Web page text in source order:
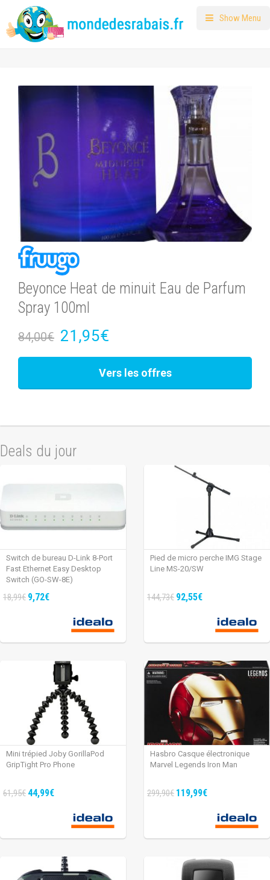
Show Menu
Beyonce Heat de minuit Eau de Parfum
Spray 100ml
84,00€ 21,95€
Vers les offres
Deals du jour
Switch de bureau D-Link 8-Port
Fast Ethernet Easy Desktop
Switch (GO-SW-8E)
18,99€ 9,72€
Pied de micro perche IMG Stage
Line MS-20/SW
144,73€ 92,55€
Mini trépied Joby GorillaPod
GripTight Pro Phone
61,95€ 44,99€
Hasbro Casque électronique
Marvel Legends Iron Man
299,90€ 119,99€